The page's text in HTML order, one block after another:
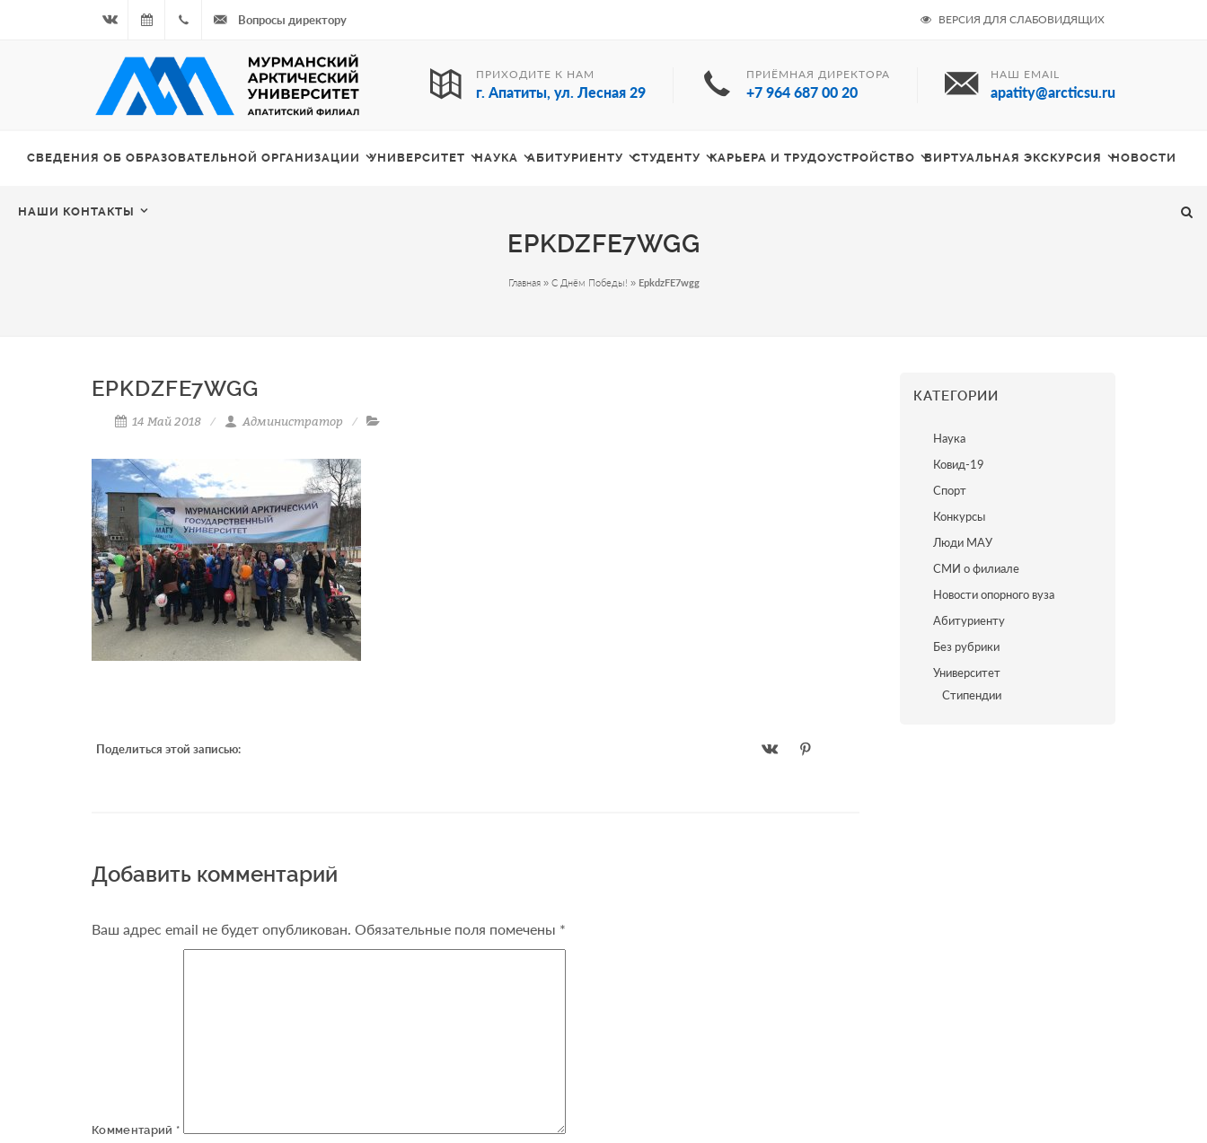
Вконтакте08.08.2026
- Чётная
+7
964
Вопросы директору ВЕРСИЯ ДЛЯ СЛАБОВИДЯЩИХ
ПРИХОДИТЕ К НАМ
г. Апатиты, ул. Лесная 29
ПРИЁМНАЯ ДИРЕКТОРА
+7 964 687 00 20
НАШ EMAIL
apatity@arcticsu.ru
СВЕДЕНИЯ ОБ ОБРАЗОВАТЕЛЬНОЙ ОРГАНИЗАЦИИ УНИВЕРСИТЕТ НАУКА АБИТУРИЕНТУ СТУДЕНТУ КАРЬЕРА И ТРУДОУСТРОЙСТВО ВИРТУАЛЬНАЯ ЭКСКУРСИЯ НОВОСТИ
НАШИ КОНТАКТЫ
EPKDZFE7WGG
Главная» С Днём Победы! » EpkdzFE7wgg
EPKDZFE7WGG
14 Май 2018 Администратор
Поделиться этой записью:
Добавить комментарий
Ваш адрес email не будет опубликован. Обязательные поля помечены *
Комментарий *
КАТЕГОРИИ
Наука
Ковид-19
Спорт
Конкурсы
Люди МАУ
СМИ о филиале
Новости опорного вуза
Абитуриенту
Без рубрики
Университет
Стипендии